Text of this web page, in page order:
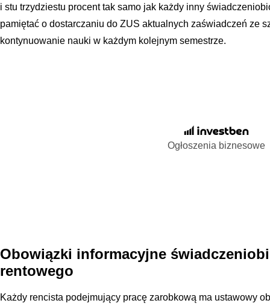
i stu trzydziestu procent tak samo jak każdy inny
pamiętać o dostarczaniu do ZUS aktualnych zaświadczeń ze
kontynuowanie nauki w każdym kolejnym semestrze.
Ogłoszenia biznesowe
Obowiązki informacyjne
rentowego
Każdy rencista podejmujący pracę zarobkową ma ustawowy